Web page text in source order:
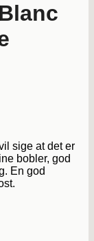
sige at det er
bobler, god
En god